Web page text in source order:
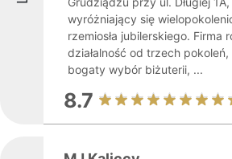
wyróżniający się
rzemiosła jubilerskiego. Firma
działalność od trzech pokoleń,
bogaty wybór biżuterii, ...
8.7